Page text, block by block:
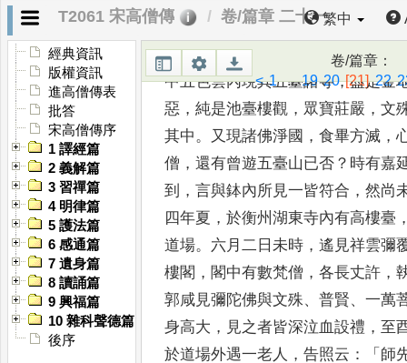
T2061 宋高僧傳 卷/篇章 二十一繁中
經典資訊
版權資訊
進高僧傳表
批答
宋高僧傳序
1 譯經篇
2 義解篇
3 習禪篇
4 明律篇
5 護法篇
6 感通篇
7 遺身篇
8 讀誦篇
9 興福篇
10 雜科聲德篇
後序
卷/篇章：
< 1...19 20 [21] 22
北有石門，入可五里有寺，
金牓題
寺」。雖目擊 而心懷隕穫 。
中五色雲內現其五臺諸寺，盡是金
惡 ，純是池臺樓觀 ， 眾寶莊嚴 ，文
其中。 又現諸佛淨國 ，食畢方滅 ，
僧 ，還有曾遊五臺山已否 ？ 時有嘉
到 ，言與鉢內所見一皆符合 ，然尚
四年夏 ，於衡州湖東寺內有高樓臺
道場。 六月二日未時 ，遙見祥雲彌
樓閣 ， 閣中有數梵僧 ，各長丈許 ，
郭咸見彌陀佛與文殊、普賢、一萬
身高大 ， 見之者皆深泣血設禮 ， 至
於道場外遇一老人 ，告照云 ：「 師